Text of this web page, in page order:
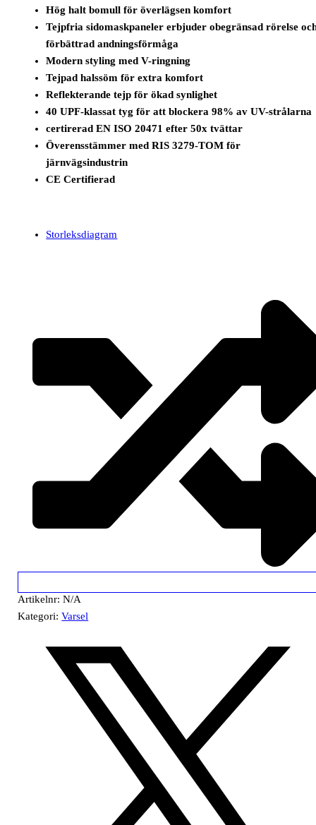
Hög halt bomull för överlägsen komfort
Tejpfria sidomaskpaneler erbjuder obegränsad rörelse
förbättrad andningsförmåga
Modern styling med V-ringning
Tejpad halssöm för extra komfort
Reflekterande tejp för ökad synlighet
40 UPF-klassat tyg för att blockera 98% av UV-strålarna
certirerad EN ISO 20471 efter 50x tvättar
Överensstämmer med RIS 3279-TOM för
järnvägsindustrin
CE Certifierad
Storleksdiagram
Artikelnr:N/A
Kategori:Varsel